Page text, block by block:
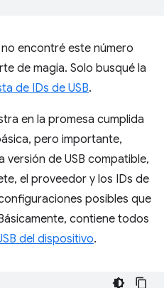
encontré este número
de magia. Solo busqué la
de IDs de USB.
en la promesa cumplida
pero importante,
versión de USB compatible,
el proveedor y los IDs de
posibles que
contiene todos
del dispositivo.